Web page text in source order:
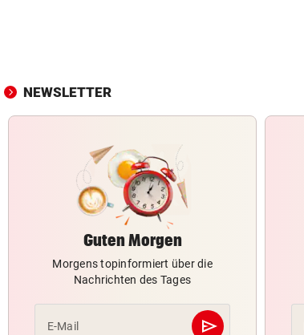
NEWSLETTER
Guten Morgen
Morgens topinformiert über die
Nachrichten des Tages
E-Mail send
Abschicken